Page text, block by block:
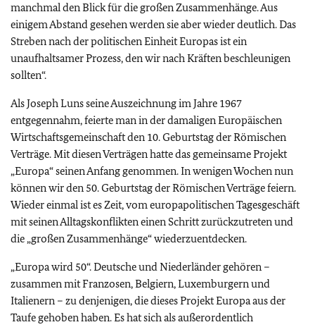
manchmal den Blick für die großen Zusammenhänge. Aus
einigem Abstand gesehen werden sie aber wieder deutlich. Das
Streben nach der politischen Einheit Europas ist ein
unaufhaltsamer Prozess, den wir nach Kräften beschleunigen
sollten“.
Als Joseph Luns seine Auszeichnung im Jahre 1967
entgegennahm, feierte man in der damaligen Europäischen
Wirtschaftsgemeinschaft den 10. Geburtstag der Römischen
Verträge. Mit diesen Verträgen hatte das gemeinsame Projekt
„Europa“ seinen Anfang genommen. In wenigen Wochen nun
können wir den 50. Geburtstag der Römischen Verträge feiern.
Wieder einmal ist es Zeit, vom europapolitischen Tagesgeschäft
mit seinen Alltagskonflikten einen Schritt zurückzutreten und
die „großen Zusammenhänge“ wiederzuentdecken.
„Europa wird 50“. Deutsche und Niederländer gehören –
zusammen mit Franzosen, Belgiern, Luxemburgern und
Italienern – zu denjenigen, die dieses Projekt Europa aus der
Taufe gehoben haben. Es hat sich als außerordentlich